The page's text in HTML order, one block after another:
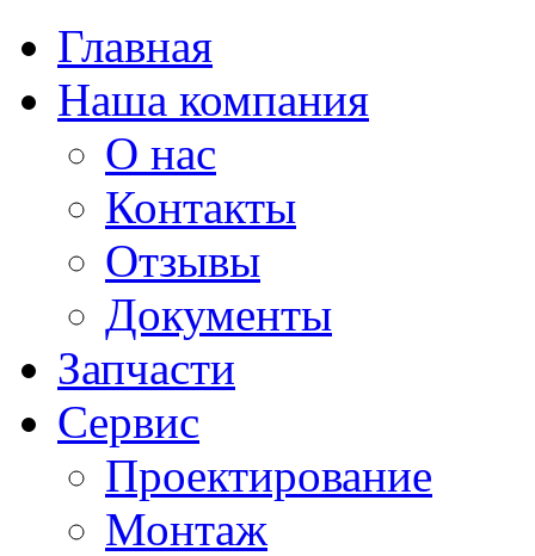
Главная
Наша компания
О нас
Контакты
Отзывы
Документы
Запчасти
Сервис
Проектирование
Монтаж